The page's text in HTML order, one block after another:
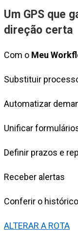
Um GPS que
direção certa
Com o Meu
Substituir
Automatizar
Unificar
Definir prazos e
Receber alertas
Conferir o
ALTERAR A ROTA